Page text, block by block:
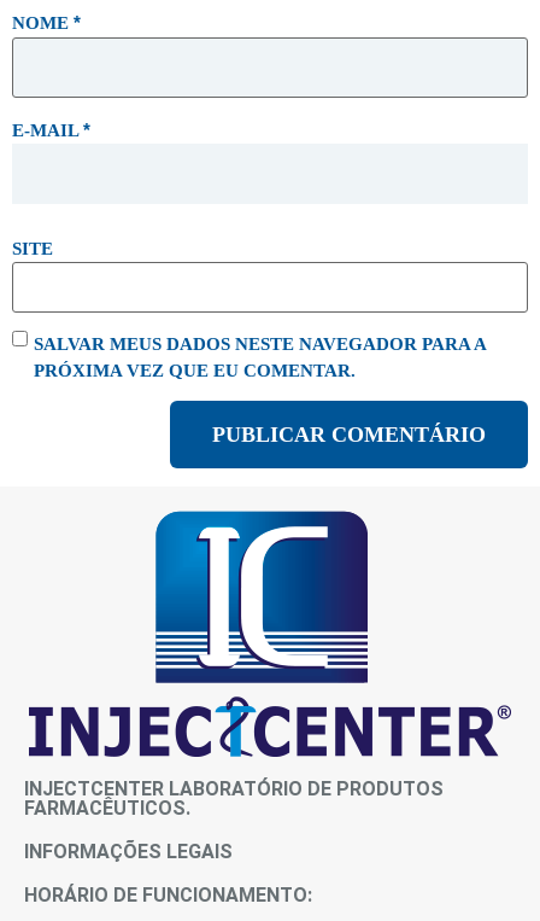
NOME *
E-MAIL*
SITE
SALVAR MEUS DADOS NESTE NAVEGADOR PARA A
PRÓXIMA VEZ QUE EU COMENTAR.
INJECTCENTER LABORATÓRIO DE PRODUTOS
FARMACÊUTICOS.
INFORMAÇÕES LEGAIS
HORÁRIO DE FUNCIONAMENTO: